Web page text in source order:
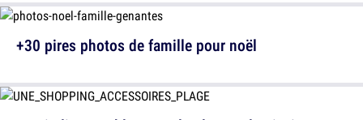
+30 pires photos de famille pour noël